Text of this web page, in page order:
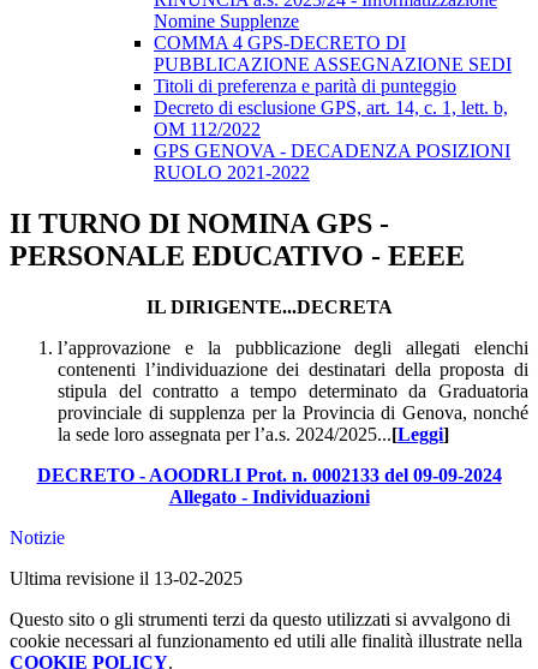
Nomine Supplenze
COMMA 4 GPS-DECRETO DI
PUBBLICAZIONE ASSEGNAZIONE SEDI
Titoli di preferenza e parità di punteggio
Decreto di esclusione GPS, art. 14, c. 1, lett. b,
OM 112/2022
GPS GENOVA - DECADENZA POSIZIONI
RUOLO 2021-2022
II TURNO DI NOMINA GPS -
PERSONALE EDUCATIVO - EEEE
IL DIRIGENTE...DECRETA
l’approvazione e la pubblicazione degli allegati elenchi
contenenti l’individuazione dei destinatari della proposta di
stipula del contratto a tempo determinato da Graduatoria
provinciale di supplenza per la Provincia di Genova, nonché
la sede loro assegnata per l’a.s. 2024/2025...[Leggi]
DECRETO - AOODRLI Prot. n. 0002133 del 09-09-2024
Allegato - Individuazioni
Notizie
Ultima revisione il 13-02-2025
Questo sito o gli strumenti terzi da questo utilizzati si avvalgono di
cookie necessari al funzionamento ed utili alle finalità illustrate nella
COOKIE POLICY.